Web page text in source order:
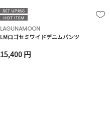
LAGUNAMOON
LMロゴセミワイドデニムパンツ
15,400 円